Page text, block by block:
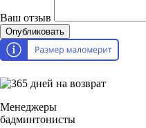
Ваш отзыв
Опубликовать
Менеджеры
бадминтонисты